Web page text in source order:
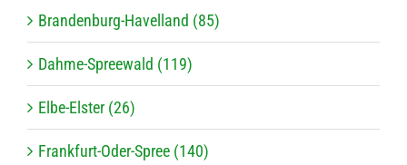
Brandenburg-Havelland (85)
Dahme-Spreewald (119)
Elbe-Elster (26)
Frankfurt-Oder-Spree (140)